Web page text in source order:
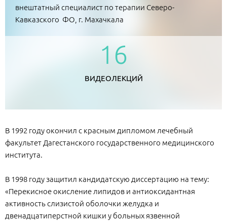
внештатный специалист по терапии Северо-
Кавказского ФО, г. Махачкала
16
ВИДЕОЛЕКЦИЙ
В 1992 году окончил с красным дипломом лечебный
факультет Дагестанского государственного медицинского
института.
В 1998 году защитил кандидатскую диссертацию на тему:
«Перекисное окисление липидов и антиоксидантная
активность слизистой оболочки желудка и
двенадцатиперстной кишки у больных язвенной